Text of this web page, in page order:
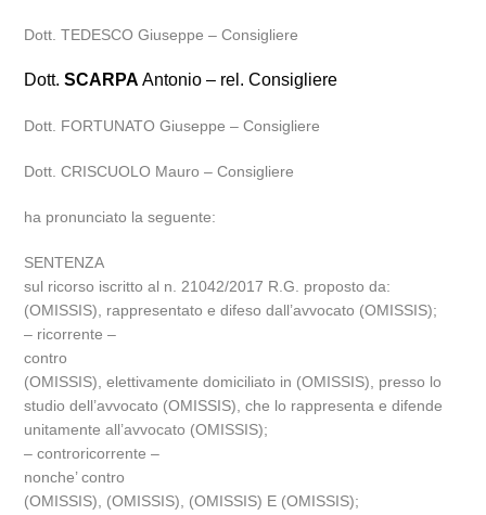
Dott. TEDESCO Giuseppe – Consigliere
Dott.SCARPA Antonio – rel. Consigliere
Dott. FORTUNATO Giuseppe – Consigliere
Dott. CRISCUOLO Mauro – Consigliere
ha pronunciato la seguente:
SENTENZA
sul ricorso iscritto al n. 21042/2017 R.G. proposto da:
(OMISSIS), rappresentato e difeso dall’avvocato (OMISSIS);
– ricorrente –
contro
(OMISSIS), elettivamente domiciliato in (OMISSIS), presso lo
studio dell’avvocato (OMISSIS), che lo rappresenta e difende
unitamente all’avvocato (OMISSIS);
– controricorrente –
nonche’ contro
(OMISSIS), (OMISSIS), (OMISSIS) E (OMISSIS);